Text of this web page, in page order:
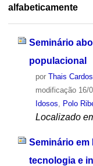
alfabeticamente
Seminário
populacional
por Thais
modificação16/
Idosos
Polo
Localizado
Seminário em
tecnologia e